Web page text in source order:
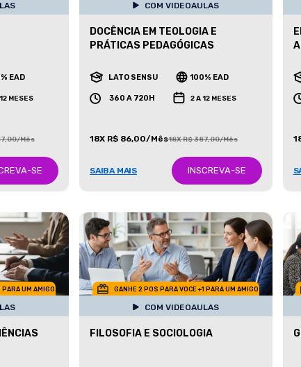
EAD
MESES
Mês
SE
COM VIDEOAULAS
DOCÊNCIA EM TEOLOGIA E
PRÁTICAS PEDAGÓGICAS
LATO SENSU 100% EAD
360 A 720H 2 A 12 MESES
18X R$ 86,00/Mês18X R$ 387,00/Mês
SAIBA MAIS INSCREVA-SE
PARA UM AMIGO GANHE 2 POS PARA VOCE +1 PARA UM AMIGO
COM VIDEOAULAS
FILOSOFIA E SOCIOLOGIA